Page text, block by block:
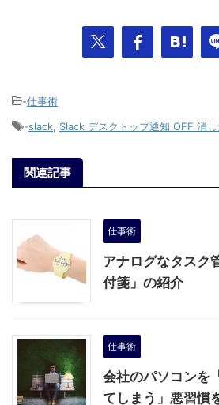
-仕事術
-slack, Slack デスクトップ通知 OFF 消
関連記事
仕事術
アナログなタスク
付箋」の紹介
仕事術
会社のパソコンを
てしまう」悪習慣